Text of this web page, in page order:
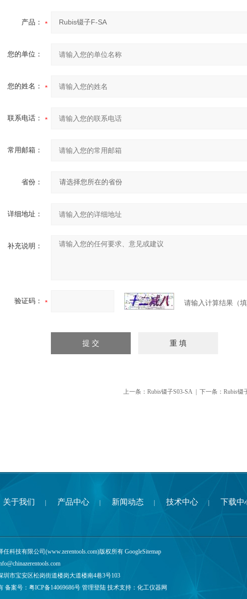
产品：
您的单位：
您的姓名：
联系电话：
常用邮箱：
省份：
详细地址：
补充说明：
验证码： 请输入计算结果（
上一条： Rubis镊子S03-SA| 下一条： Rubis镊
关于我们 产品中心 新闻动态 技术中心 下载中
任科技有限公司(www.zerentools.com)版权所有 GoogleSitemap
圳市宝安区松岗街道楼岗大道楼南4巷3号103
备案号： 粤ICP备14069686号 管理登陆 技术支持： 化工仪器网